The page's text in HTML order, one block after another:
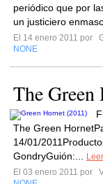
periódico que por
un justiciero
El 14 enero 2011 por
NONE
The
The Green
14/01/
GondryGuión:...
El 03 enero 2011 por